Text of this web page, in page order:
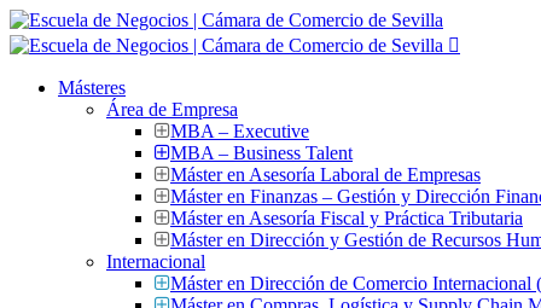
Másteres
Área de Empresa
MBA – Executive
MBA – Business Talent
Máster en Asesoría Laboral de Empresas
Máster en Finanzas – Gestión y Dirección
Máster en Asesoría Fiscal y Práctica Tributaria
Máster en Dirección y Gestión de Recursos
Internacional
Máster en Dirección de Comercio